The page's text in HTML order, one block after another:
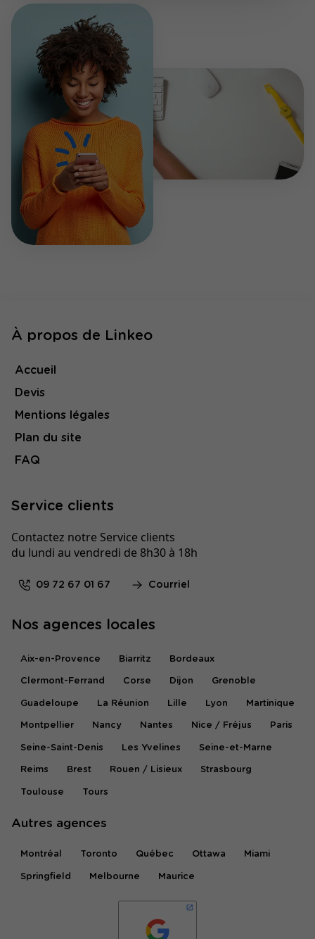
À propos de Linkeo
Accueil
Devis
Mentions légales
Plan du site
FAQ
Service clients
Contactez notre Service clients
du lundi au vendredi de 8h30 à 18h
09 72 67 01 67 Courriel
Nos agences locales
Aix-en-Provence Biarritz Bordeaux
Clermont-Ferrand Corse Dijon Grenoble
Guadeloupe La Réunion Lille Lyon Martinique
Montpellier Nancy Nantes Nice / Fréjus Paris
Seine-Saint-Denis Les Yvelines Seine-et-Marne
Reims Brest Rouen / Lisieux Strasbourg
Toulouse Tours
Autres agences
Montréal Toronto Québec Ottawa Miami
Springfield Melbourne Maurice